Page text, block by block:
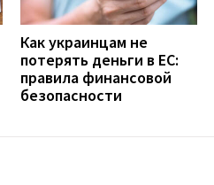
Как украинцам не
потерять деньги в ЕС:
правила финансовой
безопасности